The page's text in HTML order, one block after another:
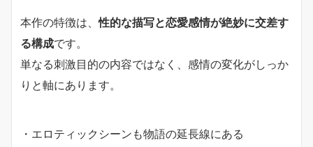
本作の特徴は、性的な描写と恋愛感情が絶妙に交差す
る構成です。
単なる刺激目的の内容ではなく、感情の変化がしっか
りと軸にあります。
・エロティックシーンも物語の延長線にある